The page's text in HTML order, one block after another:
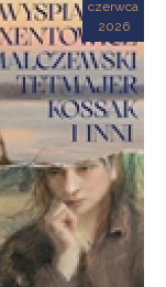
czerwca
2026